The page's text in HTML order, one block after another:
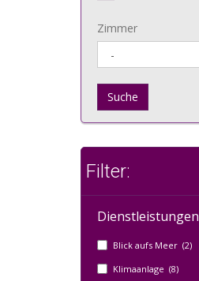
Zimmer
Suche
Filter:
Dienstleistungen
Blick aufs Meer (2)
Klimaanlage (8)